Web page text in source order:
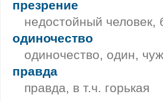
презрение
недостойный
одиночество
одиночество, один,
правда
правда, в т.ч. горькая